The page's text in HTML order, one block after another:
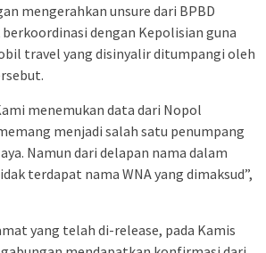
mengerahkan unsure dari BPBD
dengan Kepolisian guna
travel yang disinyalir ditumpangi oleh
menemukan data dari Nopol
menjadi salah satu penumpang
Namun dari delapan nama dalam
terdapat nama WNA yang dimaksud”,
yang telah di-release, pada Kamis